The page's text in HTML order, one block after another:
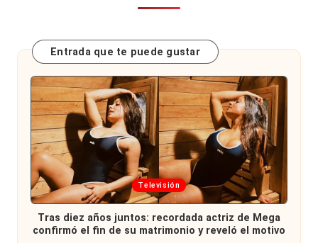
Entrada que te puede gustar
Publicada
en
Televisión
Tras diez años juntos: recordada actriz de Mega
confirmó el fin de su matrimonio y reveló el motivo